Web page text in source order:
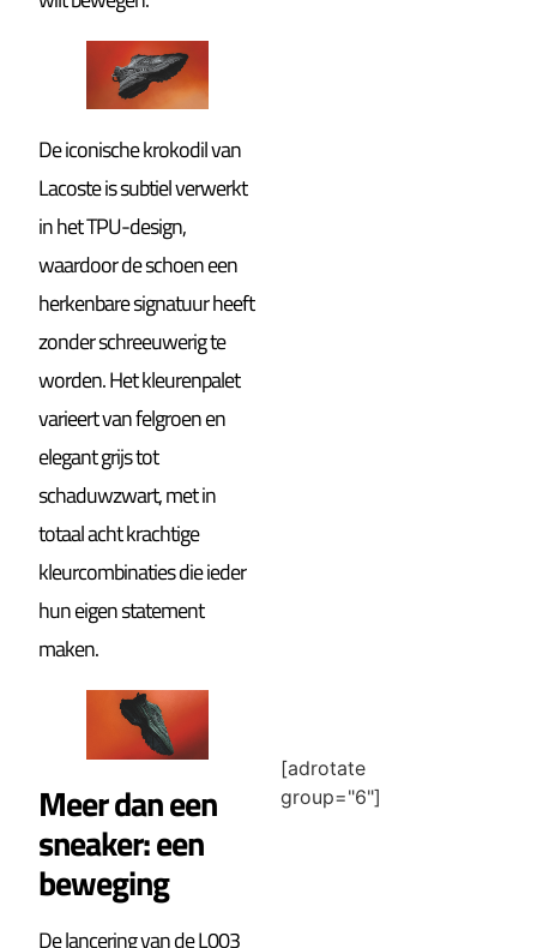
De iconische krokodil van
Lacoste is subtiel verwerkt
in het TPU-design,
waardoor de schoen een
herkenbare signatuur heeft
zonder schreeuwerig te
worden. Het kleurenpalet
varieert van felgroen en
elegant grijs tot
schaduwzwart, met in
totaal acht krachtige
kleurcombinaties die ieder
hun eigen statement
maken.
Meer dan een
sneaker: een
beweging
De lancering van de L003
[adrotate
group="6"]